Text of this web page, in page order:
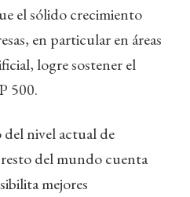
el sólido crecimiento
en particular en áreas
logre sostener el
500.
nivel actual de
del mundo cuenta
mejores